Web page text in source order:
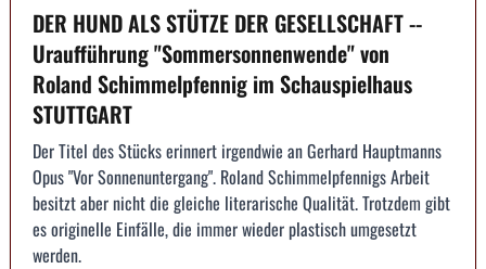
DER HUND ALS STÜTZE DER GESELLSCHAFT --
Uraufführung "Sommersonnenwende" von
Roland Schimmelpfennig im Schauspielhaus
STUTTGART
Der Titel des Stücks erinnert irgendwie an Gerhard Hauptmanns
Opus "Vor Sonnenuntergang". Roland Schimmelpfennigs Arbeit
besitzt aber nicht die gleiche literarische Qualität. Trotzdem gibt
es originelle Einfälle, die immer wieder plastisch umgesetzt
werden.